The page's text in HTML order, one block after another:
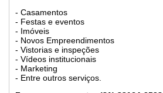
- Casamentos
- Festas e eventos
- Imóveis
- Novos Empreendimentos
- Vistorias e inspeções
- Vídeos institucionais
- Marketing
- Entre outros serviços.